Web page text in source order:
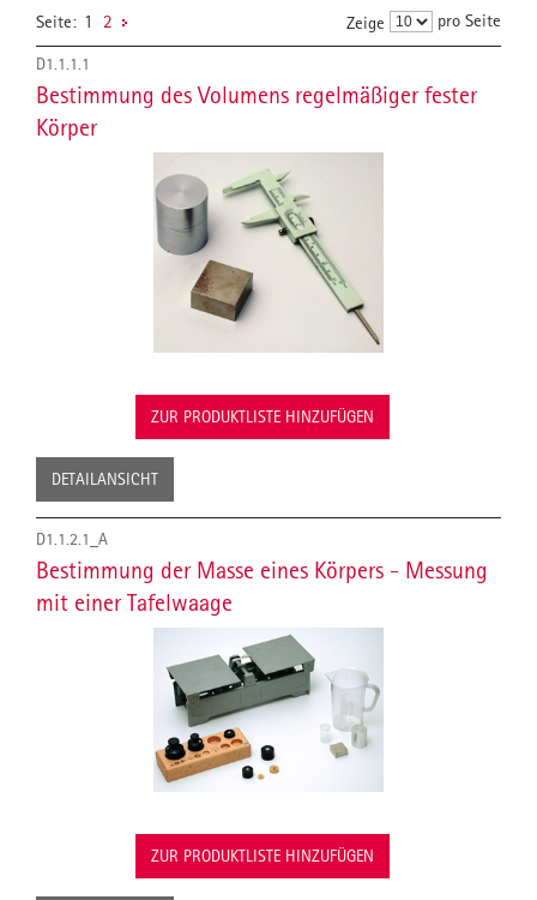
Seite: 1 2 Zeige pro Seite
D1.1.1.1
Bestimmung des Volumens regelmäßiger fester
Körper
ZUR PRODUKTLISTE HINZUFÜGEN
DETAILANSICHT
D1.1.2.1_A
Bestimmung der Masse eines Körpers - Messung
mit einer Tafelwaage
ZUR PRODUKTLISTE HINZUFÜGEN